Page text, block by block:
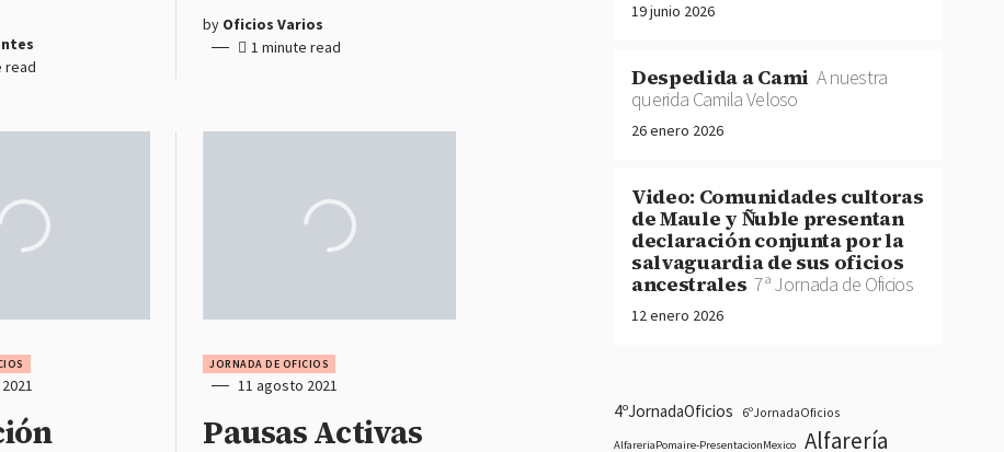
read
by Oficios Varios
1 minute read
JORNADA DE OFICIOS
11 agosto 2021
Pausas Activas
19 junio 2026
Despedida a Cami A nuestra
querida Camila Veloso
26 enero 2026
Video: Comunidades cultoras
de Maule y Ñuble presentan
declaración conjunta por la
salvaguardia de sus oficios
ancestrales 7ª Jornada de Oficios
12 enero 2026
4ºJornadaOficios 6ºJornadaOficios
AlfareriaPomaire-PresentacionMexico Alfarería